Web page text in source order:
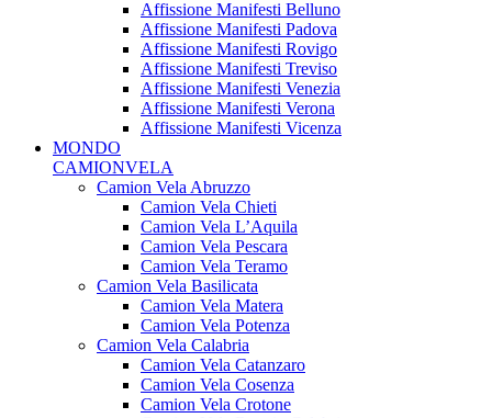
Affissione Manifesti Belluno
Affissione Manifesti Padova
Affissione Manifesti Rovigo
Affissione Manifesti Treviso
Affissione Manifesti Venezia
Affissione Manifesti Verona
Affissione Manifesti Vicenza
MONDO
CAMIONVELA
Camion Vela Abruzzo
Camion Vela Chieti
Camion Vela L’Aquila
Camion Vela Pescara
Camion Vela Teramo
Camion Vela Basilicata
Camion Vela Matera
Camion Vela Potenza
Camion Vela Calabria
Camion Vela Catanzaro
Camion Vela Cosenza
Camion Vela Crotone